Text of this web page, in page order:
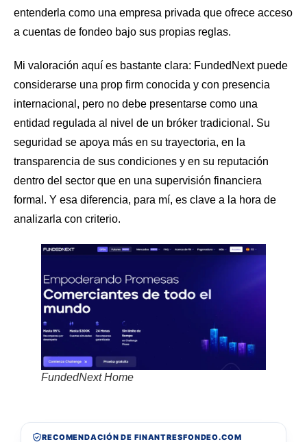
entenderla como una empresa privada que ofrece acceso
a cuentas de fondeo bajo sus propias reglas.
Mi valoración aquí es bastante clara: FundedNext puede
considerarse una prop firm conocida y con presencia
internacional, pero no debe presentarse como una
entidad regulada al nivel de un bróker tradicional. Su
seguridad se apoya más en su trayectoria, en la
transparencia de sus condiciones y en su reputación
dentro del sector que en una supervisión financiera
formal. Y esa diferencia, para mí, es clave a la hora de
analizarla con criterio.
FundedNext Home
RECOMENDACIÓN DE FINANTRESFONDEO.COM